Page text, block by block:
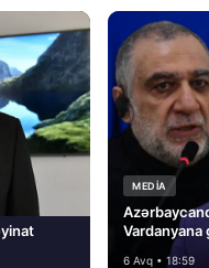
MEDİA
Vardanyana
6 Avq • 18:59